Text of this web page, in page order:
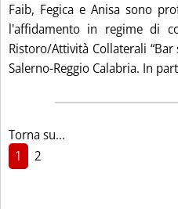
Faib, Fegica e Anisa sono
l'affidamento in regime di
Ristoro/Attività Collaterali
Salerno-Reggio Calabria. In
Torna su...
1
2